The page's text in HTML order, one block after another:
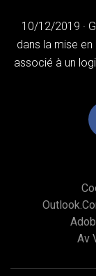
10/12/2019 ·
dans la mise
associé à un
Av